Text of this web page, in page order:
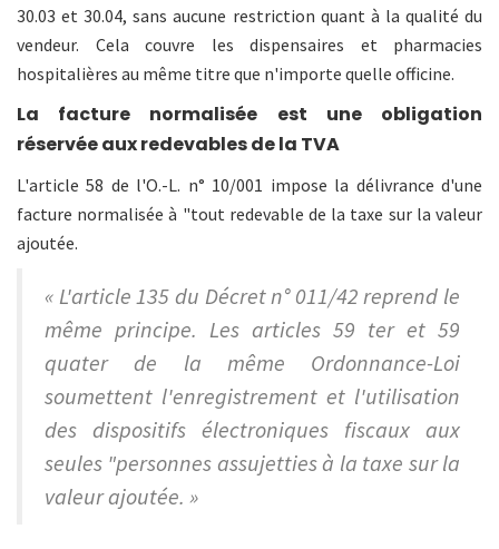
30.03 et 30.04, sans aucune restriction quant à la qualité du
vendeur. Cela couvre les dispensaires et pharmacies
hospitalières au même titre que n'importe quelle officine.
La facture normalisée est une obligation
réservée aux redevables de la TVA
L'article 58 de l'O.-L. n° 10/001 impose la délivrance d'une
facture normalisée à "tout redevable de la taxe sur la valeur
ajoutée.
« L'article 135 du Décret n° 011/42 reprend le
même principe. Les articles 59 ter et 59
quater de la même Ordonnance-Loi
soumettent l'enregistrement et l'utilisation
des dispositifs électroniques fiscaux aux
seules "personnes assujetties à la taxe sur la
valeur ajoutée. »